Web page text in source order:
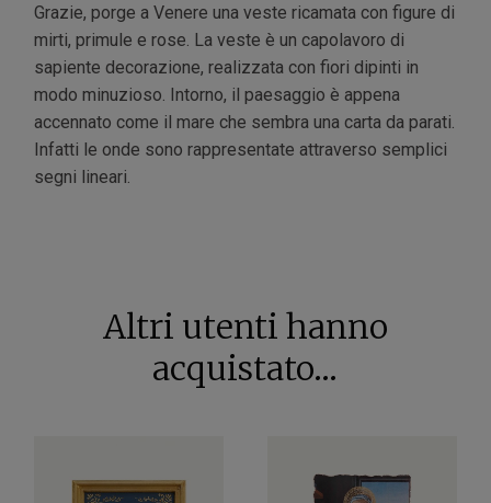
Grazie, porge a Venere una veste ricamata con figure di
mirti, primule e rose. La veste è un capolavoro di
sapiente decorazione, realizzata con fiori dipinti in
modo minuzioso. Intorno, il paesaggio è appena
accennato come il mare che sembra una carta da parati.
Infatti le onde sono rappresentate attraverso semplici
segni lineari.
Altri utenti hanno
acquistato...